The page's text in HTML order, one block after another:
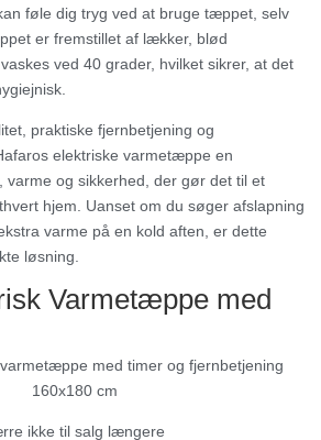
føle dig tryg ved at bruge tæppet, selv
er fremstillet af lækker, blød
ved 40 grader, hvilket sikrer, at det
praktiske fjernbetjening og
elektriske varmetæppe en
varme og sikkerhed, der gør det til et
hjem. Uanset om du søger afslapning
varme på en kold aften, er dette
løsning.
Varmetæppe med
ikke til salg længere